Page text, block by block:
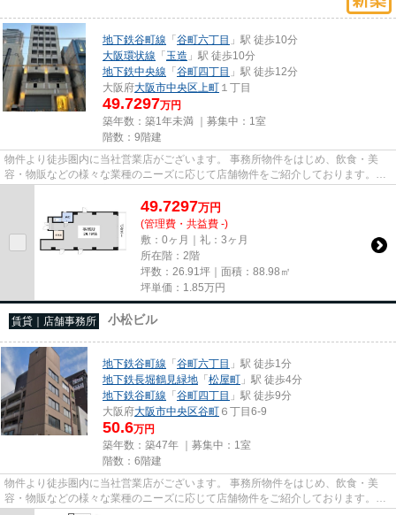
地下鉄谷町線 「谷町六丁目 」駅 徒歩10分
大阪環状線 「玉造 」駅 徒歩10分
地下鉄中央線 「谷町四丁目 」駅 徒歩12分
大阪府大阪市中央区 上町 １丁目
49.7297万円
築年数：築1年未満 ｜募集中： 1室
階数：9階建
物件より徒歩圏内に当社営業店がございます。 事務所物件をはじめ、飲食・美
容・物販などの様々な業種のニーズに応じて店舗物件をご紹介しております。
尚、弊社ではおとり広告は一切...
49.7297万円
(管理費・共益費 -)
敷：0ヶ月｜礼：3ヶ月
所在階：2階
坪数：26.91坪｜面積：88.98㎡
坪単価： 1.85万円
賃貸｜店舗事務所 小松ビル
地下鉄谷町線 「谷町六丁目 」駅 徒歩1分
地下鉄長堀鶴見緑地 「松屋町 」駅 徒歩4分
地下鉄谷町線 「谷町四丁目 」駅 徒歩9分
大阪府大阪市中央区谷町 ６丁目6-9
50.6万円
築年数：築47年 ｜募集中： 1室
階数：6階建
物件より徒歩圏内に当社営業店がございます。 事務所物件をはじめ、飲食・美
容・物販などの様々な業種のニーズに応じて店舗物件をご紹介しております。